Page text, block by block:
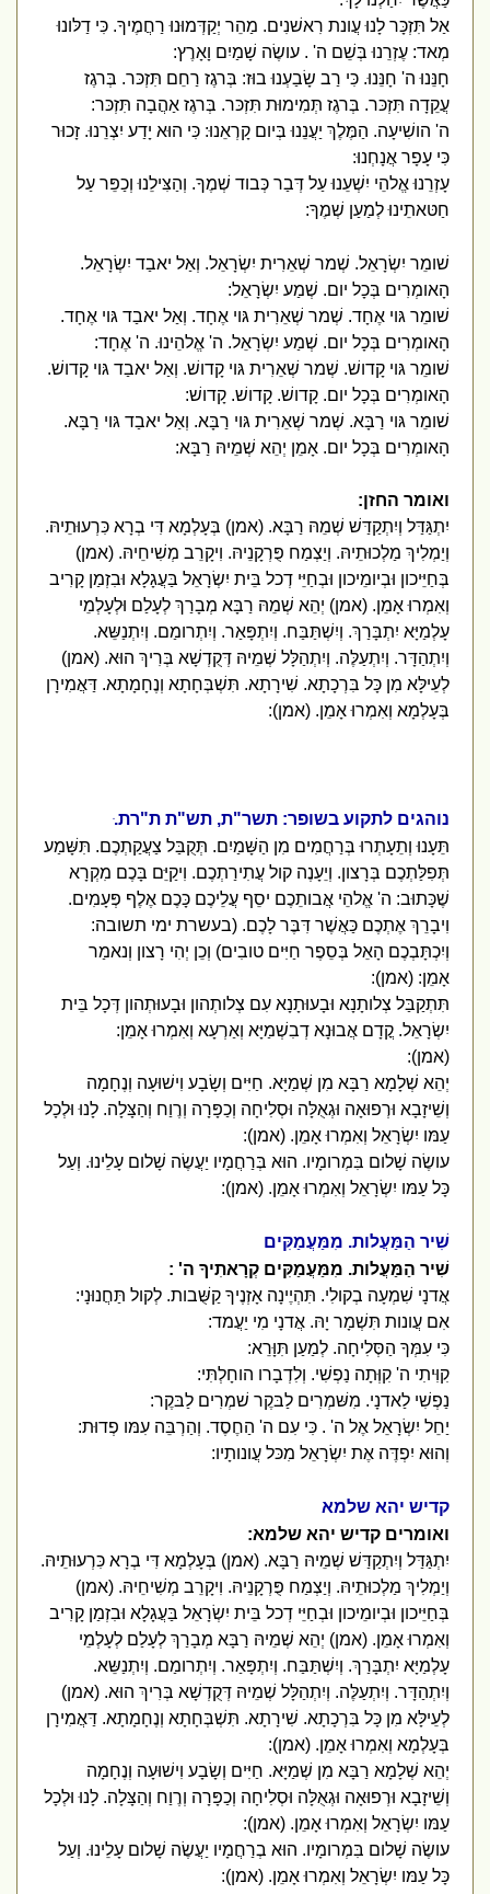
אַל תִּזְכָּר לָנוּ עֲונת רִאשׁנִים. מַהֵר יְקַדְּמוּנוּ רַחֲמֶיךָ. כִּי דַלּונוּ
מְאד: עֶזְרֵנוּ בְּשֵׁם ה' . עושֶׂה שָׁמַיִם וָאָרֶץ:
חָנֵּנוּ ה' חָנֵּנוּ. כִּי רַב שָׂבַעְנוּ בוּז: בְּרגֶז רַחֵם תִּזְכּר. בְּרגֶז
עֲקֵדָה תִּזְכּר. בְּרגֶז תְּמִימוּת תִּזְכּר. בְּרגֶז אַהֲבָה תִּזְכּר:
ה' הושִׁיעָה. הַמֶּלֶךְ יַעֲנֵנוּ בְּיום קָרְאֵנוּ: כִּי הוּא יָדַע יִצְרֵנוּ. זָכוּר
כִּי עָפָר אֲנָחְנוּ:
עָזְרֵנוּ אֱלהֵי יִשְׁעֵנוּ עַל דְּבַר כְּבוד שְׁמֶךָ. וְהַצִּילֵנוּ וְכַפֵּר עַל
חַטּאתֵינוּ לְמַעַן שְׁמֶךָ:
שׁומֵר יִשְׂרָאֵל. שְׁמר שְׁאֵרִית יִשְׂרָאֵל. וְאַל יאבַד יִשְׂרָאֵל.
הָאומְרִים בְּכָל יום. שְׁמַע יִשְׂרָאֵל:
שׁומֵר גּוי אֶחָד. שְׁמר שְׁאֵרִית גּוי אֶחָד. וְאַל יאבַד גּוי אֶחָד.
הָאומְרִים בְּכָל יום. שְׁמַע יִשְׂרָאֵל. ה' אֱלהֵינוּ. ה' אֶחָד:
שׁומֵר גּוי קָדושׁ. שְׁמר שְׁאֵרִית גּוי קָדושׁ. וְאַל יאבַד גּוי קָדושׁ.
הָאומְרִים בְּכָל יום. קָדושׁ. קָדושׁ. קָדושׁ:
שׁומֵר גּוי רַבָּא. שְׁמר שְׁאֵרִית גּוי רַבָּא. וְאַל יאבַד גּוי רַבָּא.
הָאומְרִים בְּכָל יום. אָמֵן יְהֵא שְׁמֵיהּ רַבָּא:
ואומר החזן:
יִתְגַּדַּל וְיִתְקַדַּשׁ שְׁמֵהּ רַבָּא. (אמן) בְּעָלְמָא דִּי בְרָא כִּרְעוּתֵיהּ.
וְיַמְלִיךְ מַלְכוּתֵיהּ. וְיַצְמַח פֻּרְקָנֵיהּ. וִיקָרֵב מְשִׁיחֵיהּ. (אמן)
בְּחַיֵּיכון וּבְיומֵיכון וּבְחַיֵּי דְכל בֵּית יִשְׂרָאֵל בַּעֲגָלָא וּבִזְמַן קָרִיב
וְאִמְרוּ אָמֵן. (אמן) יְהֵא שְׁמֵהּ רַבָּא מְבָרַךְ לְעָלַם וּלְעָלְמֵי
עָלְמַיָּא יִתְבָּרַךְ. וְיִשְׁתַּבַּח. וְיִתְפָּאַר. וְיִתְרומַם. וְיִתְנַשֵּא.
וְיִתְהַדָּר. וְיִתְעַלֶּה. וְיִתְהַלָּל שְׁמֵיהּ דְּקֻדְשָׁא בְּרִיךְ הוּא. (אמן)
לְעֵילָּא מִן כָּל בִּרְכָתָא. שִׁירָתָא. תִּשְׁבְּחָתָא וְנֶחָמָתָא. דַּאֲמִירָן
בְּעָלְמָא וְאִמְרוּ אָמֵן. (אמן):
נוהגים לתקוע בשופר: תשר"ת, תש"ת ת"רת.ּ
תֵּעָנוּ וְתֵעָתְרוּ בְּרַחֲמִים מִן הַשָּׁמַיִם. תְּקֻבַּל צַעֲקַתְכֶם. תִּשָּׁמַע
תְּפִלַּתְכֶם בְּרָצון. וְיֵעָנֶה קול עֲתִירַתְכֶם. וִיקַיֵּם בָּכֶם מִקְרָא
שֶׁכָּתוּב: ה' אֱלהֵי אֲבותֵכֶם יסֵף עֲלֵיכֶם כָּכֶם אֶלֶף פְּעָמִים.
וִיבָרֵךְ אֶתְכֶם כַּאֲשֶׁר דִּבֶּר לָכֶם. (בעשרת ימי תשובה:
וְיִכְתָּבְכֶם הָאֵל בְּסֵפֶר חַיִּים טובִים) וְכֵן יְהִי רָצון וְנאמַר
אָמֵן: (אמן):
תִּתְקַבַּל צְלותָנָא וּבָעוּתָנָא עִם צְלותְהון וּבָעוּתְהון דְּכָל בֵּית
יִשְׂרָאֵל. קֳדָם אֲבוּנָא דְבִשְׁמַיָּא וְאַרְעָא וְאִמְרוּ אָמֵן:
(אמן):
יְהֵא שְׁלָמָא רַבָּא מִן שְׁמַיָּא. חַיִּים וְשָׂבָע וִישׁוּעָה וְנֶחָמָה
וְשֵׁיזָבָא וּרְפוּאָה וּגְאֻלָּה וּסְלִיחָה וְכַפָּרָה וְרֶוַח וְהַצָּלָה. לָנוּ וּלְכָל
עַמּו יִשְׂרָאֵל וְאִמְרוּ אָמֵן. (אמן):
עושֶׂה שָׁלום בִּמְרומָיו. הוּא בְּרַחֲמָיו יַעֲשֶׂה שָׁלום עָלֵינוּ. וְעַל
כָּל עַמּו יִשְׂרָאֵל וְאִמְרוּ אָמֵן. (אמן):
שִׁיר הַמַּעֲלות. מִמַּעֲמַקִּים
שִׁיר הַמַּעֲלות. מִמַּעֲמַקִּים קְרָאתִיךָ ה' :
אֲדנָי שִׁמְעָה בְקולִי. תִּהְיֶינָה אָזְנֶיךָ קַשֻּׁבות. לְקול תַּחֲנוּנָי:
אִם עֲונות תִּשְׁמָר יָהּ. אֲדנָי מִי יַעֲמד:
כִּי עִמְּךָ הַסְּלִיחָה. לְמַעַן תִּוָּרֵא:
קִוִּיתִי ה' קִוְּתָה נַפְשִׁי. וְלִדְבָרו הוחָלְתִּי:
נַפְשִׁי לַאדנָי. מִשּׁמְרִים לַבּקֶר שׁמְרִים לַבּקֶר:
יַחֵל יִשְׂרָאֵל אֶל ה' . כִּי עִם ה' הַחֶסֶד. וְהַרְבֵּה עִמּו פְדוּת:
וְהוּא יִפְדֶּה אֶת יִשְׂרָאֵל מִכּל עֲונותָיו:
קדיש יהא שלמא
ואומרים קדיש יהא שלמא:
יִתְגַּדַּל וְיִתְקַדַּשׁ שְׁמֵיהּ רַבָּא. (אמן) בְּעָלְמָא דִּי בְרָא כִּרְעוּתֵיהּ.
וְיַמְלִיךְ מַלְכוּתֵיהּ. וְיַצְמַח פֻּרְקָנֵיהּ. וִיקָרֵב מְשִׁיחֵיהּ. (אמן)
בְּחַיֵּיכון וּבְיומֵיכון וּבְחַיֵּי דְכל בֵּית יִשְׂרָאֵל בַּעֲגָלָא וּבִזְמַן קָרִיב
וְאִמְרוּ אָמֵן. (אמן) יְהֵא שְׁמֵיהּ רַבָּא מְבָרַךְ לְעָלַם לְעָלְמֵי
עָלְמַיָּא יִתְבָּרַךְ. וְיִשְׁתַּבַּח. וְיִתְפָּאַר. וְיִתְרומַם. וְיִתְנַשֵּא.
וְיִתְהַדָּר. וְיִתְעַלֶּה. וְיִתְהַלָּל שְׁמֵיהּ דְּקֻדְשָׁא בְּרִיךְ הוּא. (אמן)
לְעֵילָּא מִן כָּל בִּרְכָתָא. שִׁירָתָא. תִּשְׁבְּחָתָא וְנֶחָמָתָא. דַּאֲמִירָן
בְּעָלְמָא וְאִמְרוּ אָמֵן. (אמן):
יְהֵא שְׁלָמָא רַבָּא מִן שְׁמַיָּא. חַיִּים וְשָׂבָע וִישׁוּעָה וְנֶחָמָה
וְשֵׁיזָבָא וּרְפוּאָה וּגְאֻלָּה וּסְלִיחָה וְכַפָּרָה וְרֶוַח וְהַצָּלָה. לָנוּ וּלְכָל
עַמּו יִשְׂרָאֵל וְאִמְרוּ אָמֵן. (אמן):
עושֶׂה שָׁלום בִּמְרומָיו. הוּא בְרַחֲמָיו יַעֲשֶׂה שָׁלום עָלֵינוּ. וְעַל
כָּל עַמּו יִשְׂרָאֵל וְאִמְרוּ אָמֵן. (אמן):